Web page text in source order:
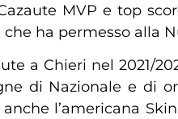
MVP e top
ha permesso alla
a Chieri nel 2021/
di Nazionale e di
l’americana